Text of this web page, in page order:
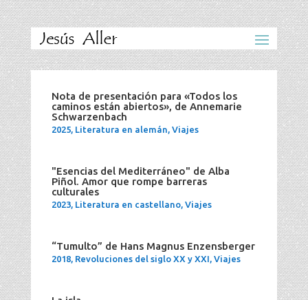
Nota de presentación para «Todos los
caminos están abiertos», de Annemarie
Schwarzenbach
2025, Literatura en alemán, Viajes
"Esencias del Mediterráneo" de Alba
Piñol. Amor que rompe barreras
culturales
2023, Literatura en castellano, Viajes
“Tumulto” de Hans Magnus Enzensberger
2018, Revoluciones del siglo XX y XXI, Viajes